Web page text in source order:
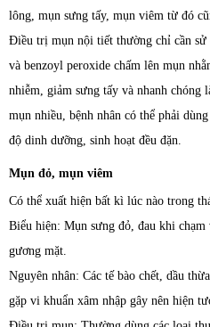
lông, mụn sưng tấy, mụn viêm từ đó
Điều trị mụn nội tiết thường chỉ cần
và benzoyl peroxide chấm lên mụn
nhiễm, giảm sưng tấy và nhanh chóng
mụn nhiều, bệnh nhân có thể phải
độ dinh dưỡng, sinh hoạt đều đặn.
Mụn đỏ, mụn viêm
Có thể xuất hiện bất kì lúc nào trong
Biểu hiện: Mụn sưng đỏ, đau khi
gương mặt.
Nguyên nhân: Các tế bào chết, dầu
gặp vi khuẩn xâm nhập gây nên hiện